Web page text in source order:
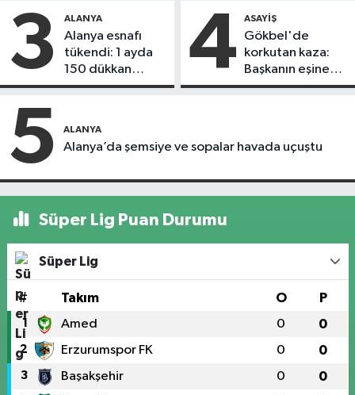
3 ALANYA
Alanya esnafı
tükendi: 1 ayda
150 dükkan
kapandı
4 ASAYIŞ
Gökbel'de
korkutan kaza:
Başkanın eşine
motosiklet çarptı
5 ALANYA
Alanya’da şemsiye ve sopalar havada uçuştu
Süper Lig Puan Durumu
Süper Lig
# Takım O P
1 Amed 0 0
2 Erzurumspor FK 0 0
3 Başakşehir 0 0